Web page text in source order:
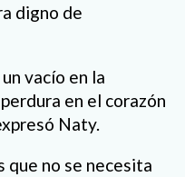
digno de
vacío en la
en el corazón
Naty.
que no se necesita